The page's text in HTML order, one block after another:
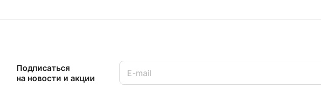
Подписаться
на новости и акции